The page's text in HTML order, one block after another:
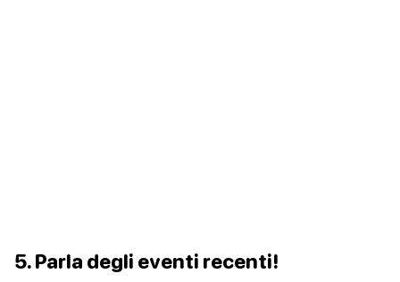
5. Parla degli eventi recenti!